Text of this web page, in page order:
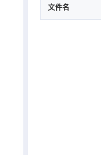
文件名